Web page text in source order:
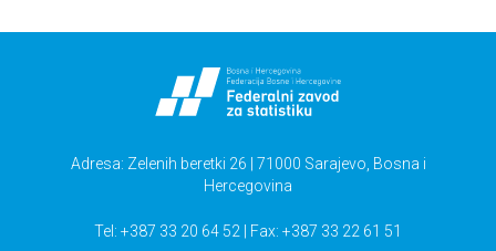
Adresa: Zelenih beretki 26 | 71000 Sarajevo, Bosna i
Hercegovina
Tel: +387 33 20 64 52 | Fax: +387 33 22 61 51